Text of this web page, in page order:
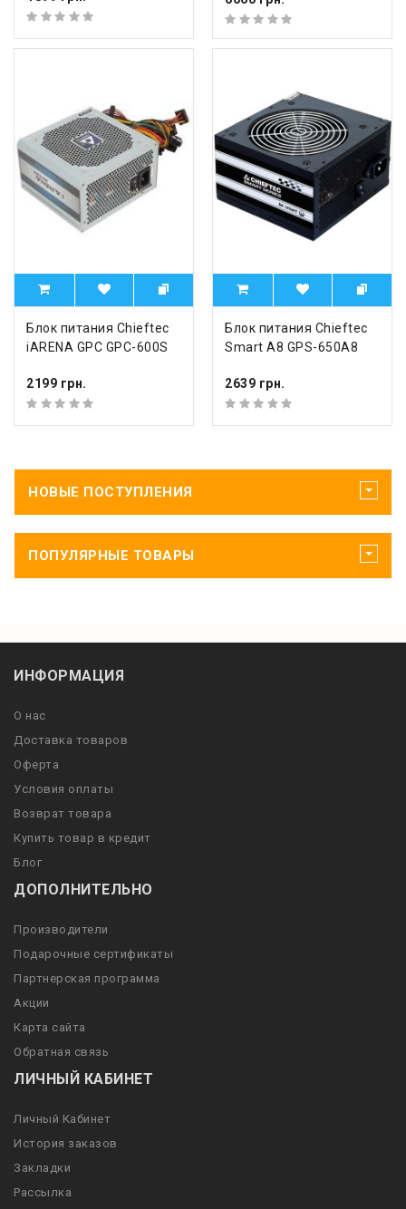
Блок питания Chieftec
iARENA GPC GPC-600S
2199 грн.
Блок питания Chieftec
Smart A8 GPS-650A8
2639 грн.
НОВЫЕ ПОСТУПЛЕНИЯ
ПОПУЛЯРНЫЕ ТОВАРЫ
ИНФОРМАЦИЯ
О нас
Доставка товаров
Оферта
Условия оплаты
Возврат товара
Купить товар в кредит
Блог
ДОПОЛНИТЕЛЬНО
Производители
Подарочные сертификаты
Партнерская программа
Акции
Карта сайта
Обратная связь
ЛИЧНЫЙ КАБИНЕТ
Личный Кабинет
История заказов
Закладки
Рассылка